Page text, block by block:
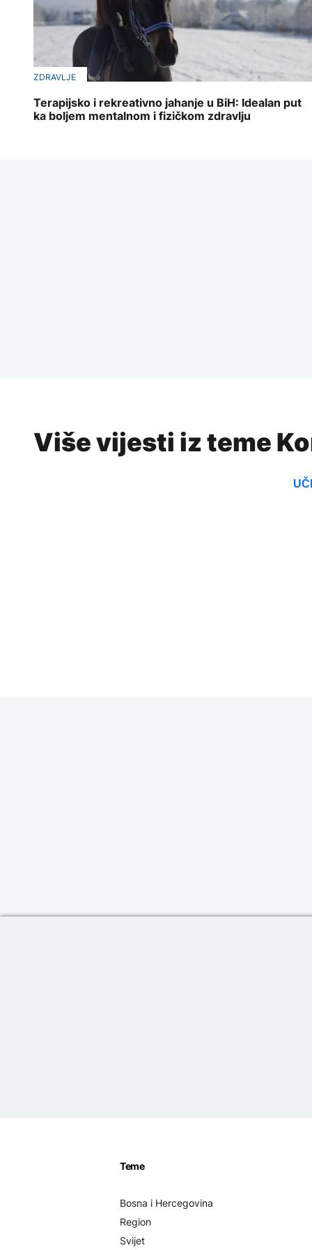
ZDRAVLJE
Terapijsko i rekreativno jahanje u BiH: Idealan put
ka boljem mentalnom i fizičkom zdravlju
Više vijesti iz teme
Teme
Bosna i Hercegovina
Region
Svijet